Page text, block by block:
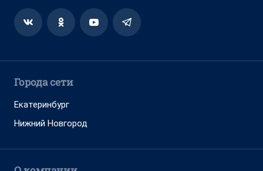
Города сети
Екатеринбург
Нижний Новгород